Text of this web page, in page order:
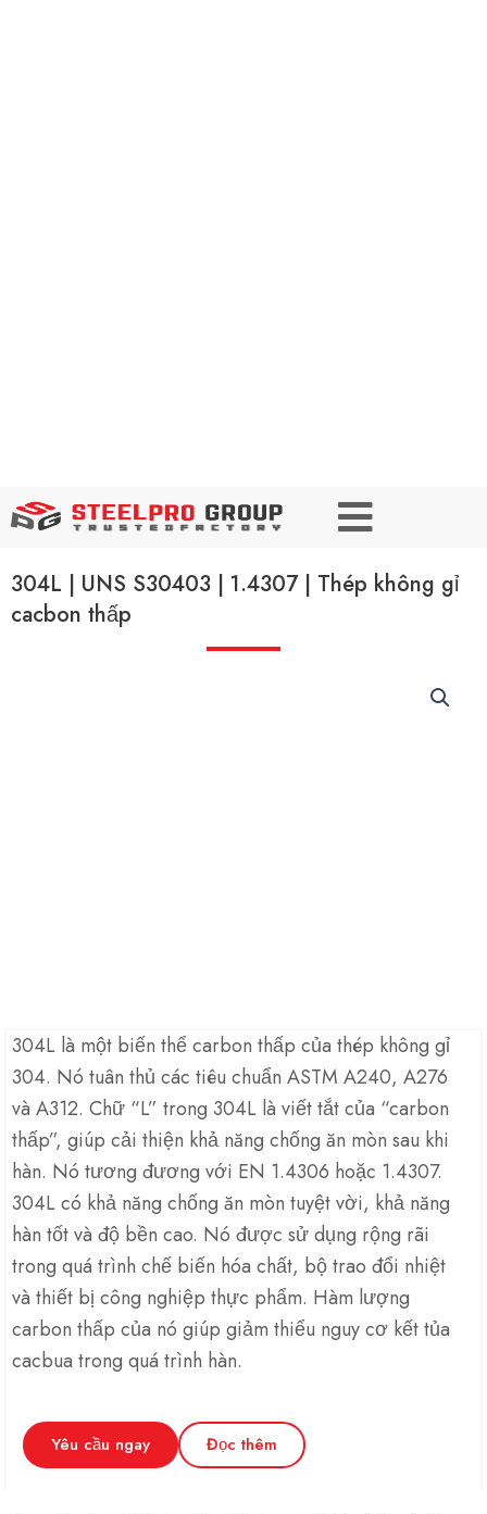
304L | UNS S30403 | 1.4307 | Thép không gỉ
cacbon thấp
304L là một biến thể carbon thấp của thép không gỉ
304. Nó tuân thủ các tiêu chuẩn ASTM A240, A276
và A312. Chữ “L” trong 304L là viết tắt của “carbon
thấp”, giúp cải thiện khả năng chống ăn mòn sau khi
hàn. Nó tương đương với EN 1.4306 hoặc 1.4307.
304L có khả năng chống ăn mòn tuyệt vời, khả năng
hàn tốt và độ bền cao. Nó được sử dụng rộng rãi
trong quá trình chế biến hóa chất, bộ trao đổi nhiệt
và thiết bị công nghiệp thực phẩm. Hàm lượng
carbon thấp của nó giúp giảm thiểu nguy cơ kết tủa
cacbua trong quá trình hàn.
Yêu cầu ngay Đọc thêm